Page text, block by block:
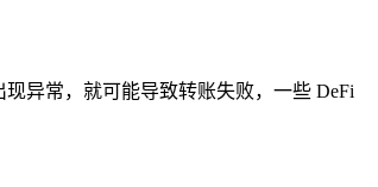
异常，就可能导致转账失败，一些 DeFi